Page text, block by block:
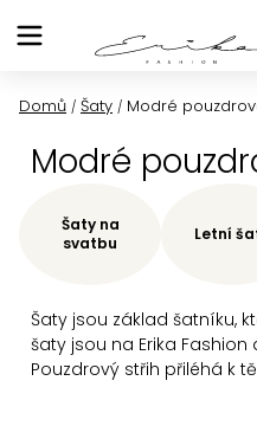
na
Domů / Šaty / Modré
Modré
Šaty jsou základ šatníku,
šaty jsou na Erika
Pouzdrový střih přiléhá k
Šaty na
svatbu
Letní